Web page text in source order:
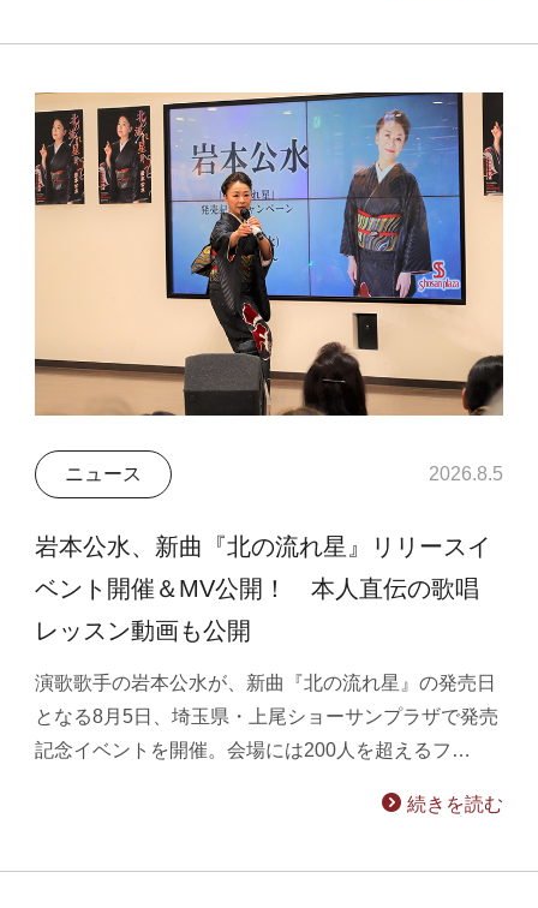
ニュース 2026.8.5
岩本公水、新曲『北の流れ星』リリースイ
ベント開催＆MV公開！ 本人直伝の歌唱
レッスン動画も公開
演歌歌手の岩本公水が、新曲『北の流れ星』の発売日
となる8月5日、埼玉県・上尾ショーサンプラザで発売
記念イベントを開催。会場には200人を超えるフ…
続きを読む